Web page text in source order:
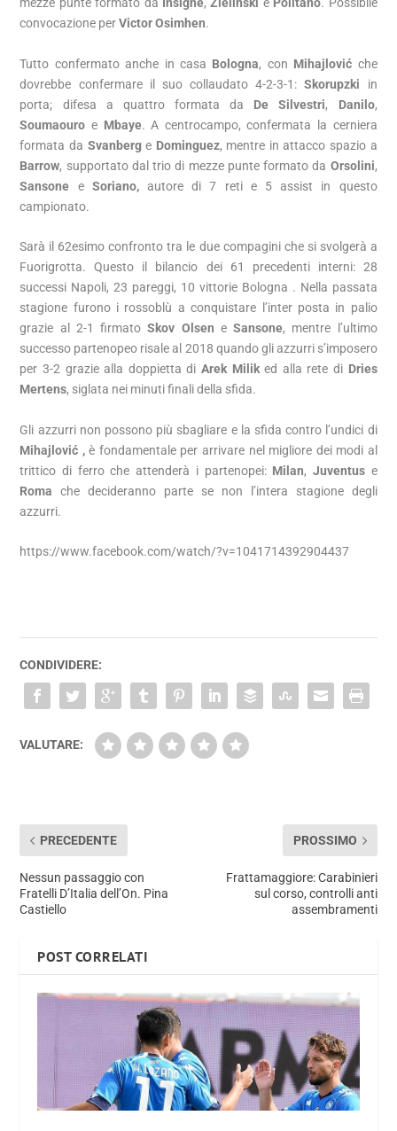
mezze punte formato da Insigne,Zielinski e Politano. Possibile
convocazione perVictor Osimhen.
Tutto confermato anche in casa Bologna, con Mihajlović che
dovrebbe confermare il suo collaudato 4-2-3-1:Skorupzki in
porta; difesa a quattro formata da De Silvestri, Danilo,
Soumaouro e Mbaye. A centrocampo, confermata la cerniera
formata da Svanberge Dominguez, mentre in attacco spazio a
Barrow, supportato dal trio di mezze punte formato da Orsolini,
Sansone e Soriano,autore di 7 reti e 5 assist in questo
campionato.
Sarà il 62esimo confronto tra le due compagini che si svolgerà a
Fuorigrotta. Questo il bilancio dei 61 precedenti interni: 28
successi Napoli, 23 pareggi, 10 vittorie Bologna . Nella passata
stagione furono i rossoblù a conquistare l’inter posta in palio
grazie al 2-1 firmatoSkov Olsen eSansone, mentre l’ultimo
successo partenopeo risale al 2018 quando gli azzurri s’imposero
per 3-2 grazie alla doppietta di Arek Miliked alla rete di Dries
Mertens, siglata nei minuti finali della sfida.
Gli azzurri non possono più sbagliare e la sfida contro l’undici di
Mihajlović ,è fondamentale per arrivare nel migliore dei modi al
trittico di ferro che attenderà i partenopei: Milan, Juventuse
Roma che decideranno parte se non l’intera stagione degli
azzurri.
https://www.facebook.com/watch/?v=1041714392904437
CONDIVIDERE:
VALUTARE:
PRECEDENTE
Nessun passaggio con
Fratelli D’Italia dell’On. Pina
Castiello
PROSSIMO
Frattamaggiore: Carabinieri
sul corso, controlli anti
assembramenti
POST CORRELATI